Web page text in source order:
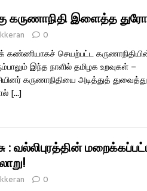
கருணாநிதி இளைத்த
0
கண்ணியாகச் செயற்பட்ட
இந்த நாளில் தமிழக உறவுகள் –
கருணாநிதியை அடித்துத்
[…]
: வல்லிபுரத்தின்
0